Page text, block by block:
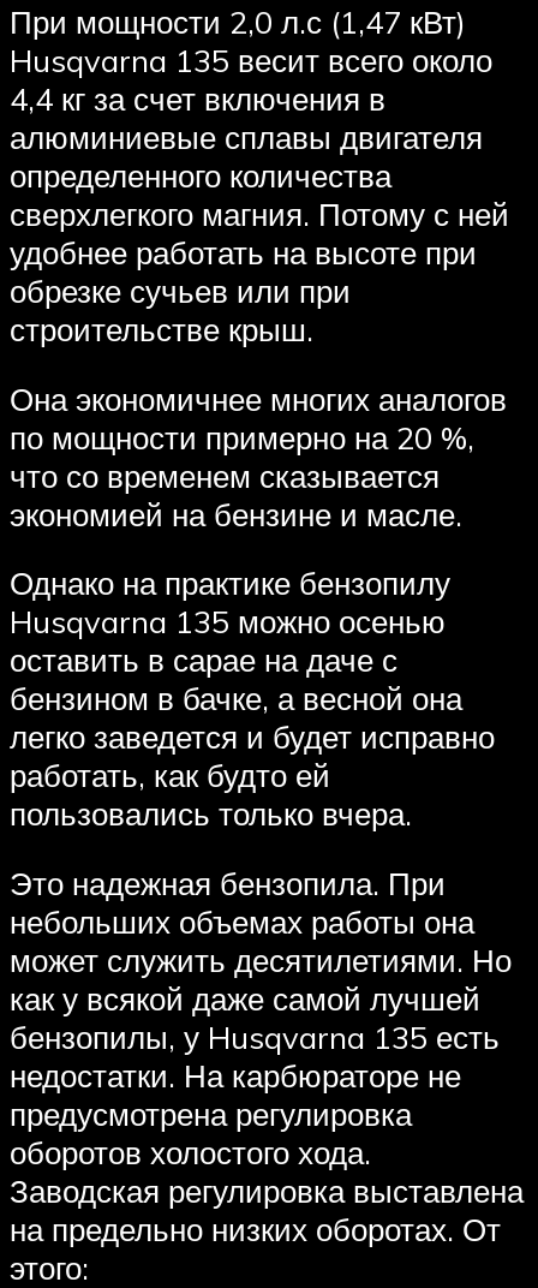
При мощности 2,0 л.с (1,47 кВт)
Husqvarna 135 весит всего около
4,4 кг за счет включения в
алюминиевые сплавы двигателя
определенного количества
сверхлегкого магния. Потому с ней
удобнее работать на высоте при
обрезке сучьев или при
строительстве крыш.
Она экономичнее многих аналогов
по мощности примерно на 20 %,
что со временем сказывается
экономией на бензине и масле.
Однако на практике бензопилу
Husqvarna 135 можно осенью
оставить в сарае на даче с
бензином в бачке, а весной она
легко заведется и будет исправно
работать, как будто ей
пользовались только вчера.
Это надежная бензопила. При
небольших объемах работы она
может служить десятилетиями. Но
как у всякой даже самой лучшей
бензопилы, у Husqvarna 135 есть
недостатки. На карбюраторе не
предусмотрена регулировка
оборотов холостого хода.
Заводская регулировка выставлена
на предельно низких оборотах. От
этого: